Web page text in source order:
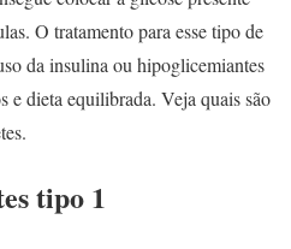
O tratamento para esse tipo de
da insulina ou hipoglicemiantes
e dieta equilibrada. Veja quais são
tipo 1